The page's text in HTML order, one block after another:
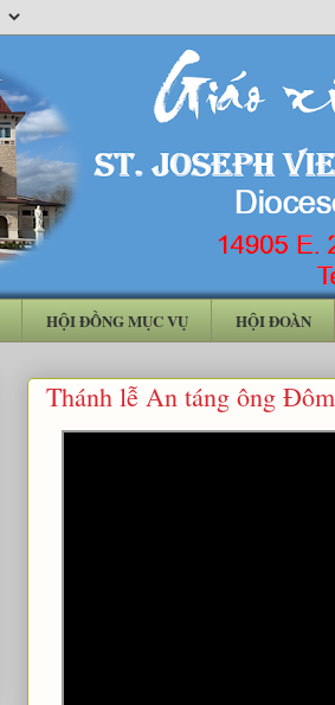
HỘI ĐỒNG MỤC VỤ HỘI ĐOÀN
Thánh lễ An táng ông